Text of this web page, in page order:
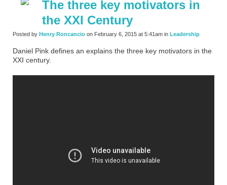
The three key motivators in
the XXI Century
Posted by Henry Roncancio on February 6, 2015 at 5:41am in Leadership
Daniel Pink defines an explains the three key motivators in the
XXI century.